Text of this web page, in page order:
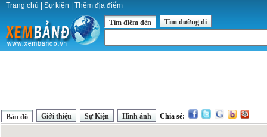
Trang chủ Sự kiện Thêm địa điểm
Tìm điểm đến Tìm đường đi
Bản đồ Giới thiệu Sự Kiện Hình ảnh Chia sẻ: